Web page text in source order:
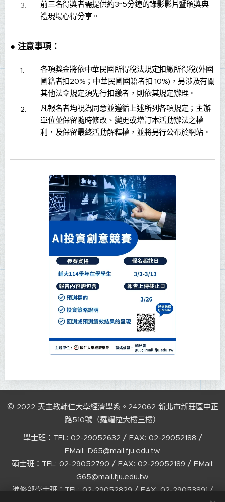
前三名得獎者需提供約3~5分鐘的錄影影片暨頒獎典
禮現場心得分享。
● 注意事項：
各項獎金將依中華民國所得稅法規定扣繳所得稅(外國
國籍者扣20%；中華民國國籍者扣 10%)，另涉及有關
其他法令規定須先行扣繳者，則依其規定辦理。
凡報名者均視為同意並遵循上述所列各項規定；主辦
單位並保留隨時修改、變更或增訂本活動辦法之權
利，及保留最終活動解釋權，並將另行公布於網站。
© 2022 天主教輔仁大學經濟學系。242062 新北市新莊區中正
路510號（羅耀拉大樓三樓）
學士班：TEL: 02-29052632 / FAX: 02-29052188 /
EMail: D65@mail.fju.edu.tw
碩士班：TEL: 02-29052790 / FAX: 02-29052189 / EMail:
G65@mail.fju.edu.tw
進修部學士班：TEL: 02-29052829 / FAX: 02-29053891 /